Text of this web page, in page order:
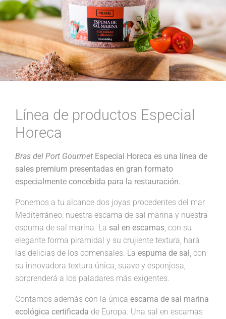
Línea de productos Especial
Horeca
Bras del Port Gourmet Especial Horeca es una línea de
sales premium presentadas en gran formato
especialmente concebida para la restauración.
Ponemos a tu alcance dos joyas procedentes del mar
Mediterráneo: nuestra escama de sal marina y nuestra
espuma de sal marina. La sal en escamas, con su
elegante forma piramidal y su crujiente textura, hará
las delicias de los comensales. La espuma de sal, con
su innovadora textura única, suave y esponjosa,
sorprenderá a los paladares más exigentes.
Contamos además con la única escama de sal marina
ecológica certificada de Europa. Una sal en escamas